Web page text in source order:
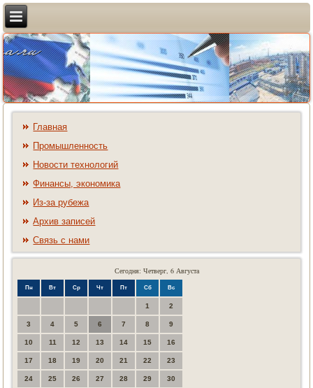
Главная
Промышленность
Новости технологий
Финансы, экономика
Из-за рубежа
Архив записей
Связь с нами
Сегодня: Четверг, 6 Августа
Пн Вт Ср Чт Пт Сб Вс
1 2
3 4 5 6 7 8 9
10 11 12 13 14 15 16
17 18 19 20 21 22 23
24 25 26 27 28 29 30